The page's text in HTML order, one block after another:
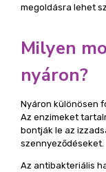
megoldásra lehet
Milyen
nyáron?
Nyáron különösen
Az enzimeket
bontják le az
szennyeződéseket.
Az antibakteriális